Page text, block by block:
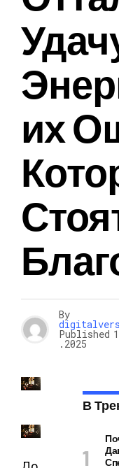
Их
By
Published
.2025
В